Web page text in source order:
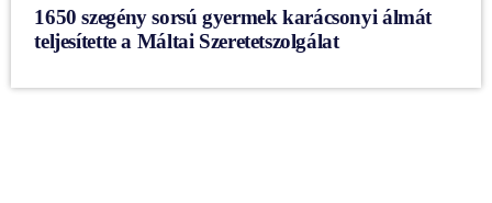
1650 szegény sorsú gyermek karácsonyi álmát
teljesítette a Máltai Szeretetszolgálat